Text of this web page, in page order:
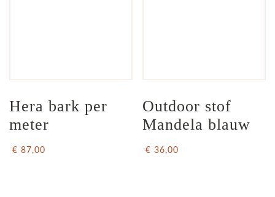
Hera bark per
meter
€ 87,00
Outdoor stof
Mandela blauw
€ 36,00